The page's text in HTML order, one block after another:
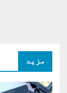
مزید